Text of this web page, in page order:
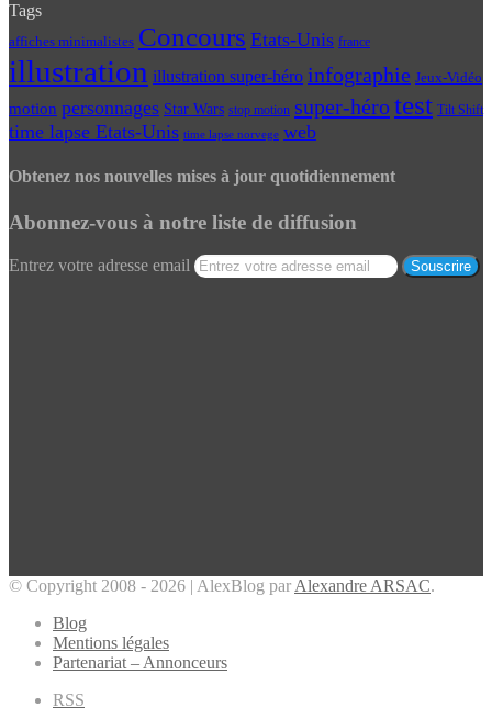
Tags
affiches minimalistes Concours Etats-Unis france
illustration illustration super-héro infographie Jeux-Vidéo
motion personnages Star Wars stop motion super-hérotest Tilt Shift
time lapse Etats-Unis time lapse norvege web
Obtenez nos nouvelles mises à jour quotidiennement
Abonnez-vous à notre liste de diffusion
Entrez votre adresse email
© Copyright 2008 - 2026 | AlexBlog par Alexandre ARSAC.
Blog
Mentions légales
Partenariat – Annonceurs
RSS